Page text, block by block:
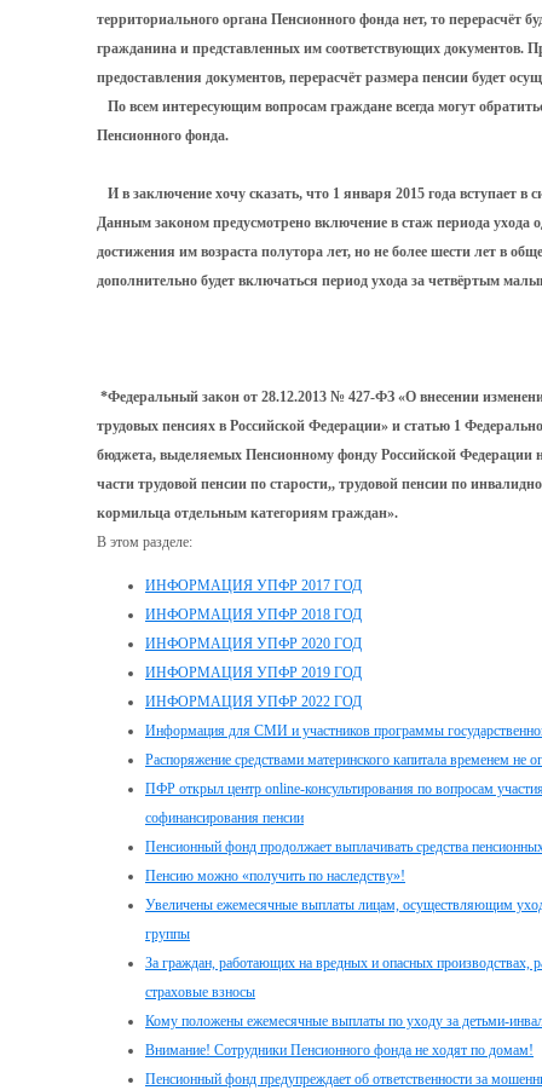
территориального органа Пенсионного фонда нет, то перерасчёт
гражданина и представленных им соответствующих документов.
предоставления документов, перерасчёт размера пенсии будет
По всем интересующим вопросам граждане всегда могут
Пенсионного фонда.
И в заключение хочу сказать, что 1 января 2015 года вступает в
Данным законом предусмотрено включение в стаж периода ухода
достижения им возраста полутора лет, но не более шести лет в
дополнительно будет включаться период ухода за четвёртым
*Федеральный закон от 28.12.2013 № 427-ФЗ «О внесении
трудовых пенсиях в Российской Федерации» и статью 1
бюджета, выделяемых Пенсионному фонду Российской Федерации
части трудовой пенсии по старости,, трудовой пенсии по
кормильца отдельным категориям граждан».
В этом разделе:
ИНФОРМАЦИЯ УПФР 2017 ГОД
ИНФОРМАЦИЯ УПФР 2018 ГОД
ИНФОРМАЦИЯ УПФР 2020 ГОД
ИНФОРМАЦИЯ УПФР 2019 ГОД
ИНФОРМАЦИЯ УПФР 2022 ГОД
Информация для СМИ и участников программы
Распоряжение средствами материнского капитала временем не
ПФР открыл центр online-консультирования по вопросам
софинансирования пенсии
Пенсионный фонд продолжает выплачивать средства
Пенсию можно «получить по наследству»!
Увеличены ежемесячные выплаты лицам, осуществляющим
группы
За граждан, работающих на вредных и опасных производствах,
страховые взносы
Кому положены ежемесячные выплаты по уходу за детьми-
Внимание! Сотрудники Пенсионного фонда не ходят по домам!
Пенсионный фонд предупреждает об ответственности за